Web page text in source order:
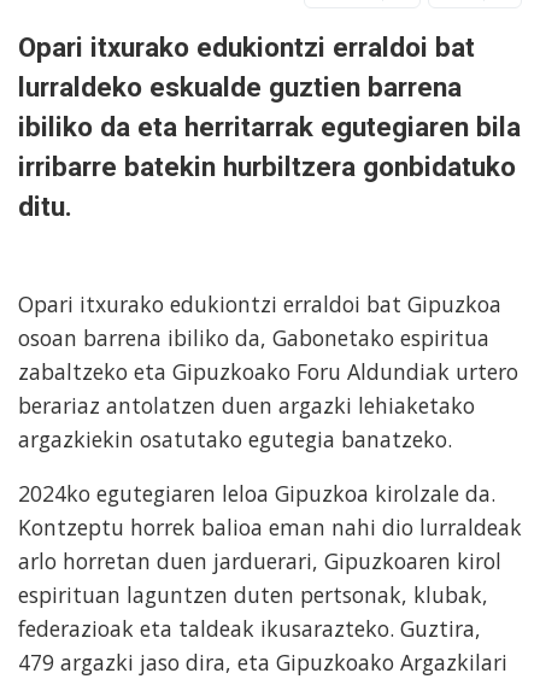
Opari itxurako edukiontzi erraldoi bat
lurraldeko eskualde guztien barrena
ibiliko da eta herritarrak egutegiaren bila
irribarre batekin hurbiltzera gonbidatuko
ditu.
Opari itxurako edukiontzi erraldoi bat Gipuzkoa
osoan barrena ibiliko da, Gabonetako espiritua
zabaltzeko eta Gipuzkoako Foru Aldundiak urtero
berariaz antolatzen duen argazki lehiaketako
argazkiekin osatutako egutegia banatzeko.
2024ko egutegiaren leloa Gipuzkoa kirolzale da.
Kontzeptu horrek balioa eman nahi dio lurraldeak
arlo horretan duen jarduerari, Gipuzkoaren kirol
espirituan laguntzen duten pertsonak, klubak,
federazioak eta taldeak ikusarazteko. Guztira,
479 argazki jaso dira, eta Gipuzkoako Argazkilari